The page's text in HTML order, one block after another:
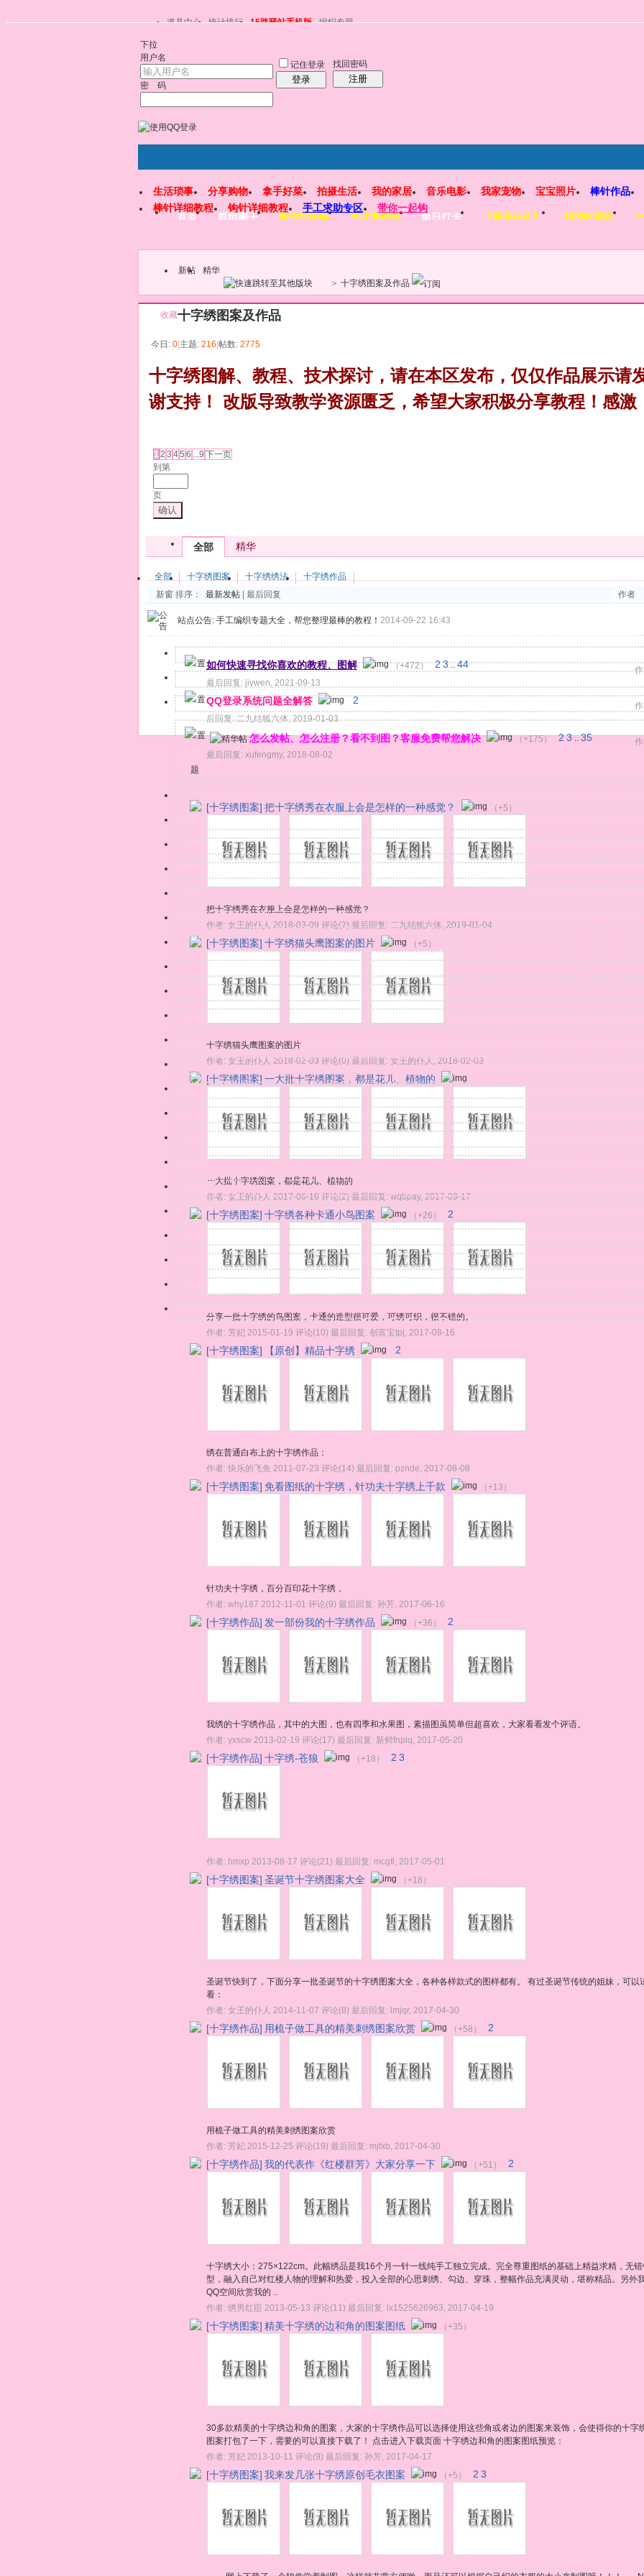
道具中心 统计排行 15路驿站手机版 编织专题
下拉
用户名
密 码
记住登录
登录
找回密码
注册
首页 群组圈子 教你找图解 关注微信号 每日打卡 【账号认证】 我的收藏贴
生活琐事 分享购物 拿手好菜 拍摄生活 我的家居 音乐电影 我家宠物 宝宝照片
棒针作品
棒针详细教程
钩针详细教程 手工求助专区 带你一起钩
新帖
精华
> 十字绣图案及作品
十字绣图案及作品
收藏
今日: 0|主题: 216|帖数: 2775
十字绣图解、教程、技术探讨，请在本区发布，仅仅作品展示请
谢支持！ 改版导致教学资源匮乏，希望大家积极分享教程！感激
1 2 3 45 6 ...9 下一页
到第
页
确认
全部 精华
全部 十字绣图案 十字绣绣法
十字绣作品
新窗 排序： 最新发帖 | 最后回复 作者
站点公告: 手工编织专题大全，帮您整理最棒的教程！ 2014-09-22 16:43
如何快速寻找你喜欢的教程、图解 （+472） 23..44
最后回复: jiywen 2021-09-13
QQ登录系统问题全解答 2
后回复:二九结狐六体,2019-01-03
怎么发帖、怎么注册？看不到图？客服免费帮您解决 （+175） 23..35
最后回复: xufengmy, 2018-08-02
题
[十字绣图案]把十字绣秀在衣服上会是怎样的一种感觉？ （+5）
把十字绣秀在衣服上会是怎样的一种感觉？
作者:女王的仆人 2018-03-09 评论(2) 最后回复:二九结狐六体,2019-01-04
[十字绣图案] 十字绣猫头鹰图案的图片 （+5）
十字绣猫头鹰图案的图片
作者:女王的仆人 2018-02-03 评论(0) 最后回复:女王的仆人,2018-02-03
[十字绣图案]一大批十字绣图案，都是花儿、植物的
一大批十字绣图案，都是花儿、植物的
作者:女王的仆人 2017-06-16 评论(2) 最后回复:wqbpay,2017-09-17
[十字绣图案] 十字绣各种卡通小鸟图案 （+26） 2
分享一批十字绣的鸟图案，卡通的造型很可爱，可绣可织，很不错的。
作者: 芳妃 2015-01-19 评论(10) 最后回复: 创富宝tpj 2017-08-16
[十字绣图案] 【原创】精品十字绣 2
绣在普通白布上的十字绣作品：
作者: 快乐的飞鱼 2011-07-23 评论(14) 最后回复: pznde 2017-08-08
[十字绣图案] 免看图纸的十字绣，针功夫十字绣上千款 （+13）
针功夫十字绣，百分百印花十字绣，
作者: why187 2012-11-01 评论(9) 最后回复: 孙芳 2017-06-16
[十字绣作品] 发一部份我的十字绣作品 （+36） 2
我绣的十字绣作品，其中的大图，也有四季和水果图，素描图虽简单但超喜欢，大家看看发个评语。
作者: yxscw 2013-02-19 评论(17) 最后回复: 新鲜fnplq 2017-05-20
[十字绣作品] 十字绣-苍狼 （+18） 2 3
作者: hmxp 2013-08-17 评论(21) 最后回复: mcgfi 2017-05-01
[十字绣图案] 圣诞节十字绣图案大全 （+18）
圣诞节快到了，下面分享一批圣诞节的十字绣图案大全，各种各样款式的图样都有。 有过圣诞节传统的姐妹，可
看：
作者: 女王的仆人 2014-11-07 评论(8) 最后回复: lmjqr, 2017-04-30
[十字绣作品] 用梳子做工具的精美刺绣图案欣赏 （+58） 2
用梳子做工具的精美刺绣图案欣赏
作者: 芳妃 2015-12-25 评论(19) 最后回复: mjfxb 2017-04-30
[十字绣作品] 我的代表作《红楼群芳》大家分享一下 （+51） 2
十字绣大小：275×122cm。此幅绣品是我16个月一针一线纯手工独立完成。完全尊重图纸的基础上精益求精，无
型，融入自己对红楼人物的理解和热爱，投入全部的心思刺绣、勾边、穿珠，整幅作品充满灵动，堪称精品。另外
QQ空间欣赏我的 ..
作者: 绣男红臣 2013-05-13 评论(11) 最后回复: lx1525626963 2017-04-19
[十字绣图案] 精美十字绣的边和角的图案图纸 （+35）
30多款精美的十字绣边和角的图案，大家的十字绣作品可以选择使用这些角或者边的图案来装饰，会使得你的十字
图案打包了一下，需要的可以直接下载了！ 点击进入下载页面 十字绣边和角的图案图纸预览：
作者: 芳妃 2013-10-11 评论(9) 最后回复: 孙芳 2017-04-17
[十字绣图案] 我来发几张十字绣原创毛衣图案 （+5） 2 3